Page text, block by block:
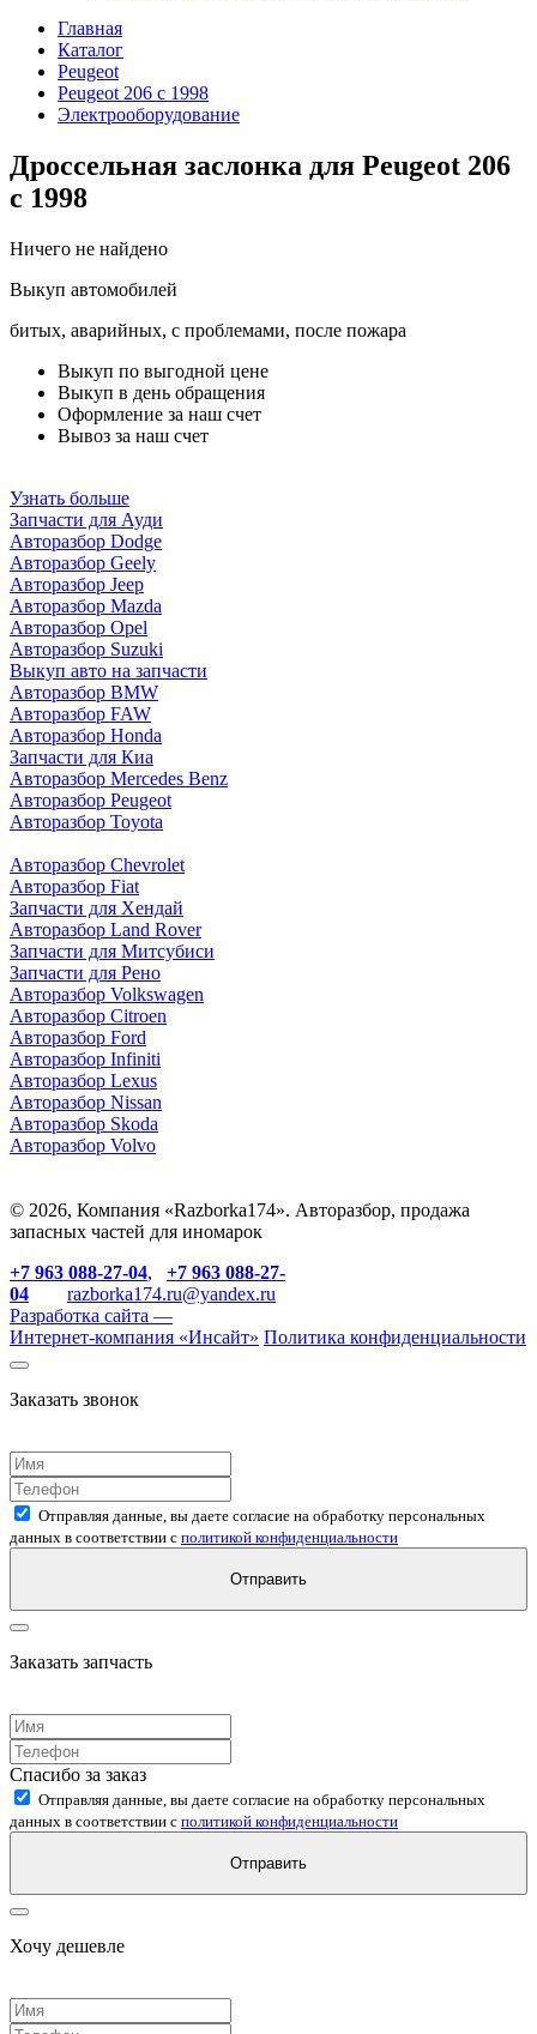
Главная
Каталог
Peugeot
Peugeot 206 с 1998
Электрооборудование
Дроссельная заслонка для Peugeot 206
с 1998
Ничего не найдено
Выкуп автомобилей
битых, аварийных, с проблемами, после пожара
Выкуп по выгодной цене
Выкуп в день обращения
Оформление за наш счет
Вывоз за наш счет
Узнать больше
Запчасти для Ауди
Авторазбор Dodge
Авторазбор Geely
Авторазбор Jeep
Авторазбор Mazda
Авторазбор Opel
Авторазбор Suzuki
Выкуп авто на запчасти
Авторазбор BMW
Авторазбор FAW
Авторазбор Honda
Запчасти для Киа
Авторазбор Mercedes Benz
Авторазбор Peugeot
Авторазбор Toyota
Авторазбор Chevrolet
Авторазбор Fiat
Запчасти для Хендай
Авторазбор Land Rover
Запчасти для Митсубиси
Запчасти для Рено
Авторазбор Volkswagen
Авторазбор Citroen
Авторазбор Ford
Авторазбор Infiniti
Авторазбор Lexus
Авторазбор Nissan
Авторазбор Skoda
Авторазбор Volvo
© 2026, Компания «Razborka174». Авторазбор, продажа
запасных частей для иномарок
+7 963 088-27-04, +7 963 088-27-
04
razborka174.ru@yandex.ru
Разработка сайта —
Интернет-компания «Инсайт» Политика конфиденциальности
Заказать звонок
Отправляя данные, вы даете согласие на обработку персональных
данных в соответствии с политикой конфиденциальности
Отправить
Заказать запчасть
Спасибо за заказ
Отправляя данные, вы даете согласие на обработку персональных
данных в соответствии с политикой конфиденциальности
Отправить
Хочу дешевле